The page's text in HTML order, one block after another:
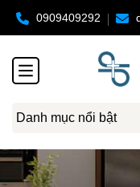
0909409292
Danh mục nổi bật